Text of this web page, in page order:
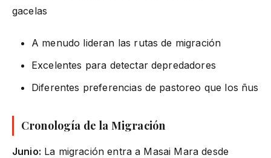
gacelas
A menudo lideran las rutas de migración
Excelentes para detectar depredadores
Diferentes preferencias de pastoreo que los ñus
Cronología de la Migración
Junio: La migración entra a Masai Mara desde